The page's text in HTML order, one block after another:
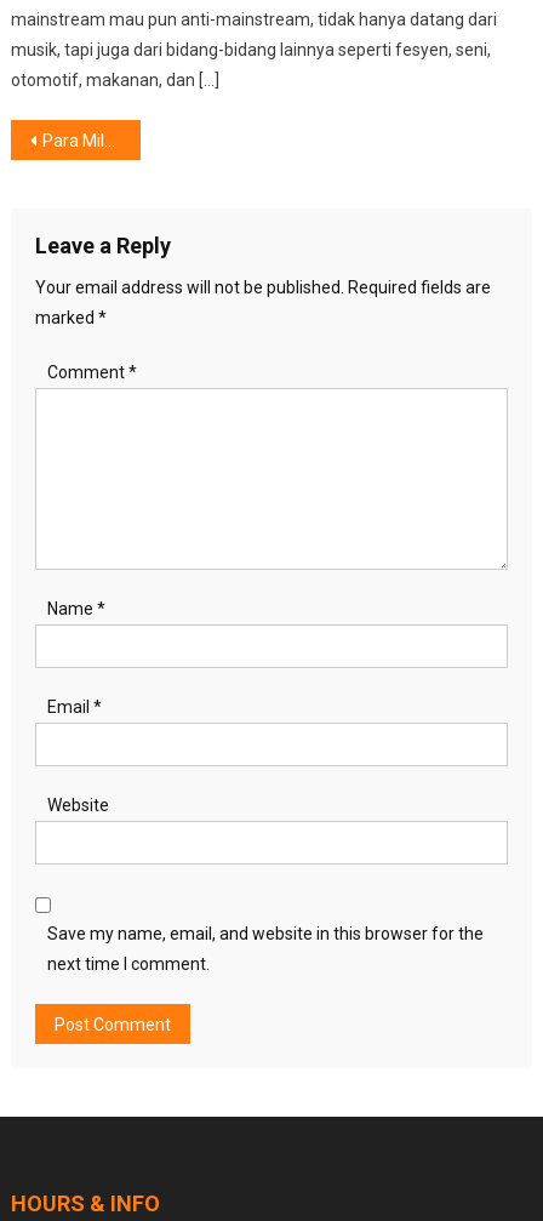
mainstream mau pun anti-mainstream, tidak hanya datang dari
musik, tapi juga dari bidang-bidang lainnya seperti fesyen, seni,
otomotif, makanan, dan […]
Post
Para Milenial : Peduli Penyandang Disabilitas
Leave a Reply
Your email address will not be published.
Required fields are
marked *
Comment*
Name *
Email *
Website
Save my name, email, and website in this browser for the
next time I comment.
HOURS & INFO